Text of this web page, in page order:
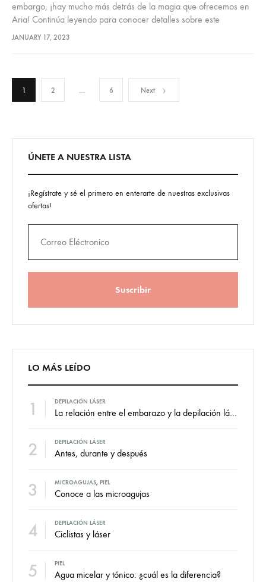
embargo, ¡hay mucho más detrás de la magia que ofrecemos en
Aria! Continúa leyendo para conocer detalles sobre este
tratamiento.
JANUARY 17, 2023
Posts
pagination
1 2 … 6 Next
ÚNETE A NUESTRA LISTA
¡Regístrate y sé el primero en enterarte de nuestras exclusivas
ofertas!
LO MÁS LEÍDO
1 DEPILACIÓN LÁSER
La relación entre el embarazo y la depilación láser
2 DEPILACIÓN LÁSER
Antes, durante y después
3 MICROAGUJAS, PIEL
Conoce a las microagujas
4 DEPILACIÓN LÁSER
Ciclistas y láser
5 PIEL
Agua micelar y tónico: ¿cuál es la diferencia?